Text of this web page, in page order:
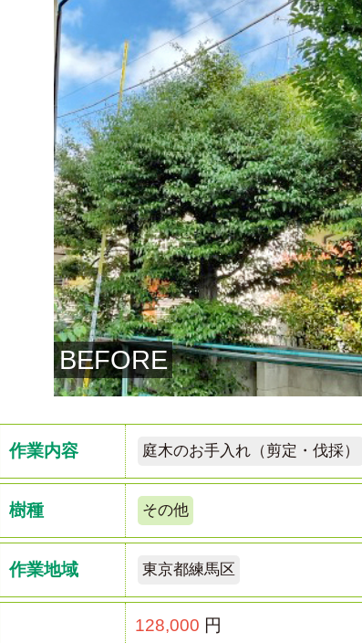
BEFORE
作業内容 庭木のお手入れ（剪定・伐採）
樹種 その他
作業地域 東京都練馬区
128,000 円